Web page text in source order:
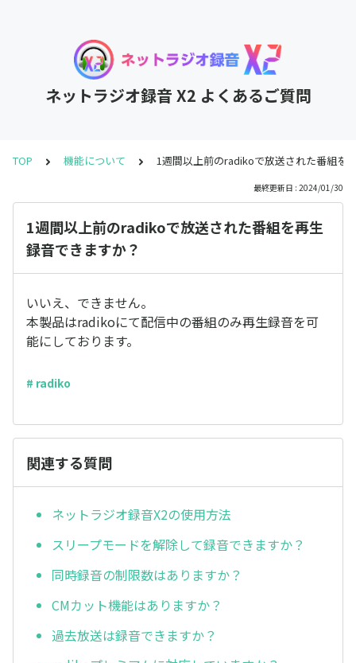
ネットラジオ録音 X2 よくあるご質問
TOP 機能について 1週間以上前のradikoで放送された番組を
最終更新日 : 2024/01/30
1週間以上前のradikoで放送された番組を再生
録音できますか？
いいえ、できません。
本製品はradikoにて配信中の番組のみ再生録音を可
能にしております。
# radiko
関連する質問
ネットラジオ録音X2の使用方法
スリープモードを解除して録音できますか？
同時録音の制限数はありますか？
CMカット機能はありますか？
過去放送は録音できますか？